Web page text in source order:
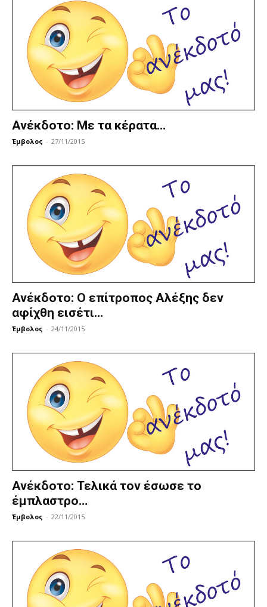
Ανέκδοτο: Με τα κέρατα…
Έμβολος - 27/11/2015
Ανέκδοτο: Ο επίτροπος Αλέξης δεν
αφίχθη εισέτι…
Έμβολος - 24/11/2015
Ανέκδοτο: Τελικά τον έσωσε το
έμπλαστρο…
Έμβολος - 22/11/2015